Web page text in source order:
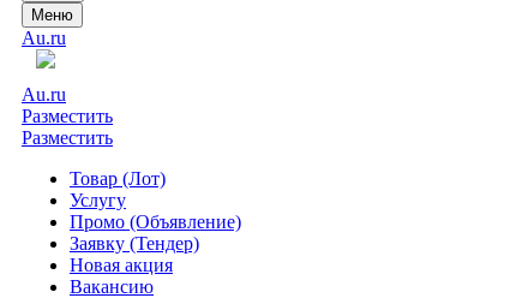
Меню
Au.ru
Au.ru
Разместить
Разместить
Товар (Лот)
Услугу
Промо (Объявление)
Заявку (Тендер)
Новая акция
Вакансию